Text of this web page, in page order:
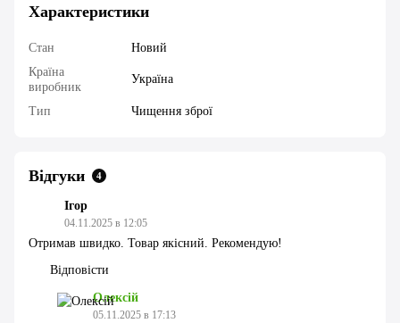
Характеристики
Стан
Новий
Країна
виробник
Україна
Тип Чищення зброї
Відгуки 4
Ігор
04.11.2025 в 12:05
Отримав швидко. Товар якісний. Рекомендую!
Відповісти
Олексій
05.11.2025 в 17:13